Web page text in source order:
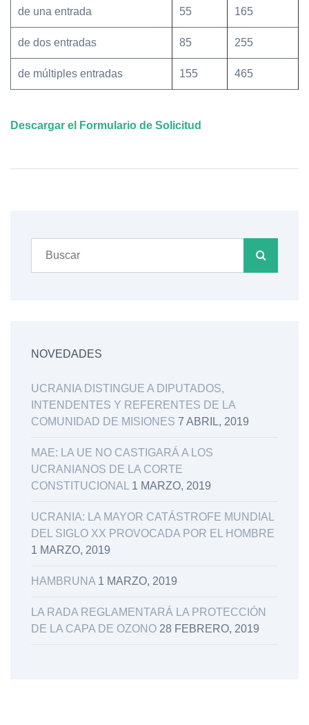
de una entrada 55 165
de dos entradas 85 255
de múltiples entradas 155 465
Descargar el Formulario de Solicitud
NOVEDADES
UCRANIA DISTINGUE A DIPUTADOS,
INTENDENTES Y REFERENTES DE LA
COMUNIDAD DE MISIONES 7 ABRIL, 2019
MAE: LA UE NO CASTIGARÁ A LOS
UCRANIANOS DE LA CORTE
CONSTITUCIONAL
1 MARZO, 2019
UCRANIA: LA MAYOR CATÁSTROFE MUNDIAL
DEL SIGLO XX PROVOCADA POR EL HOMBRE
1 MARZO, 2019
HAMBRUNA 1 MARZO, 2019
LA RADA REGLAMENTARÁ LA PROTECCIÓN
DE LA CAPA DE OZONO 28 FEBRERO, 2019